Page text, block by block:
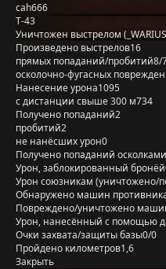
cah666
Т-43
Уничтожен выстрелом
Произведено выстрелов16
прямых попаданий/пробитий8/
осколочно-фугасных
Нанесение урона1095
с дистанции свыше 300 м734
Получено попаданий2
пробитий2
не нанёсших урон0
Получено попаданий осколками
Урон, заблокированный бронёй
Урон союзникам (уничтожено/
Обнаружено машин
Повреждено/уничтожено
Урон, нанесённый с помощью
Очки захвата/защиты базы0/0
Пройдено километров1,6
Закрыть